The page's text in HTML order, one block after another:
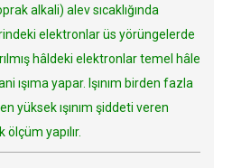
alkali) alev sıcaklığında
elektronlar üs yörüngelerde
hâldeki elektronlar temel hâle
ışıma yapar. Işınım birden fazla
yüksek ışınım şiddeti veren
yapılır.